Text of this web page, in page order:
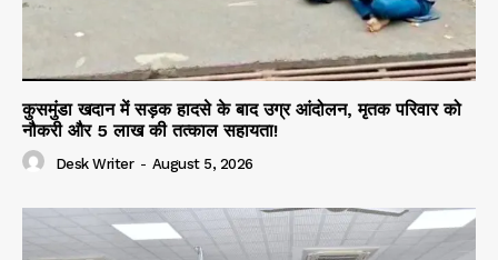
कुसमुंडा खदान में सड़क हादसे के बाद उग्र आंदोलन, मृतक परिवार को
नौकरी और 5 लाख की तत्काल सहायता!
Desk Writer - August 5, 2026